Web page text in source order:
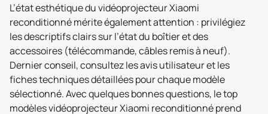
L’état esthétique du vidéoprojecteur Xiaomi
reconditionné mérite également attention : privilégiez
les descriptifs clairs sur l’état du boîtier et des
accessoires (télécommande, câbles remis à neuf).
Dernier conseil, consultez les avis utilisateur et les
fiches techniques détaillées pour chaque modèle
sélectionné. Avec quelques bonnes questions, le top
modèles vidéoprojecteur Xiaomi reconditionné prend